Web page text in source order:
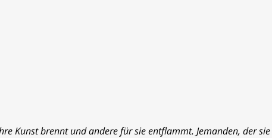
Kunst brennt und andere für sie entflammt. Jemanden, der sie